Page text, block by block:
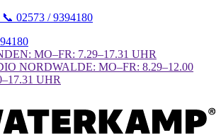
02573 / 9394180
MO–FR: 7.29–17.31 UHR
NORDWALDE: MO–FR: 8.29–12.00
UHR